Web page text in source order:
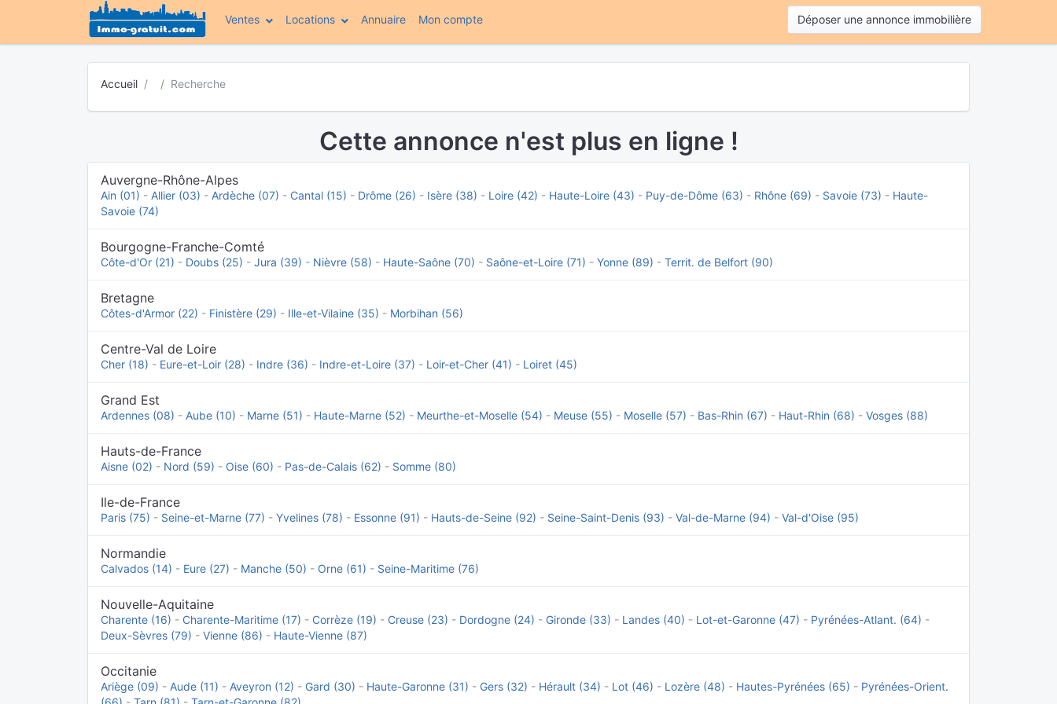
Ventes Locations Annuaire Mon compte(current) Déposer une annonce immobilière
Accueil Recherche
Cette annonce n'est plus en ligne !
Auvergne-Rhône-Alpes
Ain (01) - Allier (03) - Ardèche (07) - Cantal (15) - Drôme (26) - Isère (38) - Loire (42) - Haute-Loire (43) - Puy-de-Dôme (63) - Rhône (69) - Savoie (73) - Haute-
Savoie (74)
Bourgogne-Franche-Comté
Côte-d'Or (21) - Doubs (25) - Jura (39) - Nièvre (58) - Haute-Saône (70) - Saône-et-Loire (71) - Yonne (89) - Territ. de Belfort (90)
Bretagne
Côtes-d'Armor (22) - Finistère (29) - Ille-et-Vilaine (35) - Morbihan (56)
Centre-Val de Loire
Cher (18) - Eure-et-Loir (28) - Indre (36) - Indre-et-Loire (37) - Loir-et-Cher (41) - Loiret (45)
Grand Est
Ardennes (08) - Aube (10) - Marne (51) - Haute-Marne (52) - Meurthe-et-Moselle (54) - Meuse (55) - Moselle (57) - Bas-Rhin (67) - Haut-Rhin (68) - Vosges (88)
Hauts-de-France
Aisne (02) - Nord (59) - Oise (60) - Pas-de-Calais (62) - Somme (80)
Ile-de-France
Paris (75) - Seine-et-Marne (77) - Yvelines (78) - Essonne (91) - Hauts-de-Seine (92) - Seine-Saint-Denis (93) - Val-de-Marne (94) - Val-d'Oise (95)
Normandie
Calvados (14) - Eure (27) - Manche (50) - Orne (61) - Seine-Maritime (76)
Nouvelle-Aquitaine
Charente (16) - Charente-Maritime (17) - Corrèze (19) - Creuse (23) - Dordogne (24) - Gironde (33) - Landes (40) - Lot-et-Garonne (47) - Pyrénées-Atlant. (64) -
Deux-Sèvres (79) - Vienne (86) - Haute-Vienne (87)
Occitanie
Ariège (09) - Aude (11) - Aveyron (12) - Gard (30) - Haute-Garonne (31) - Gers (32) - Hérault (34) - Lot (46) - Lozère (48) - Hautes-Pyrénées (65) - Pyrénées-Orient.